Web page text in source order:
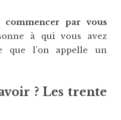
commencer par vous
à qui vous avez
que l’on appelle un
? Les trente